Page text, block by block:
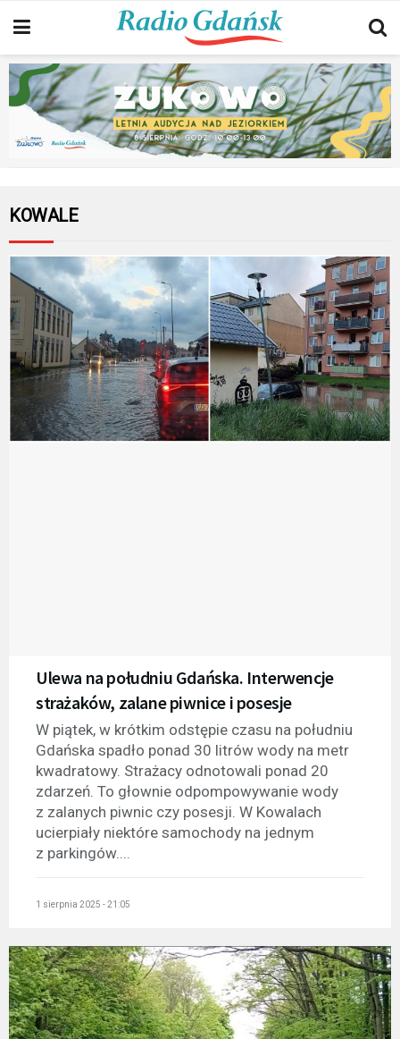
KOWALE
Ulewa na południu Gdańska. Interwencje
strażaków, zalane piwnice i posesje
W piątek, w krótkim odstępie czasu na południu
Gdańska spadło ponad 30 litrów wody na metr
kwadratowy. Strażacy odnotowali ponad 20
zdarzeń. To głownie odpompowywanie wody
z zalanych piwnic czy posesji. W Kowalach
ucierpiały niektóre samochody na jednym
z parkingów....
1 sierpnia 2025 - 21:05